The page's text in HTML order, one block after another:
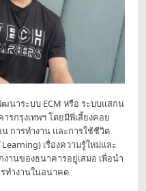
นาระบบ ECM หรือ ระบบแสกน
รกรุงเทพฯ โดยมีพี่เลี้ยงคอย
การทำงาน และการใช้ชีวิต
เรื่องความรู้ใหม่และ
านของธนาคารอยู่เสมอ เพื่อนำ
ทำงานในอนาคต